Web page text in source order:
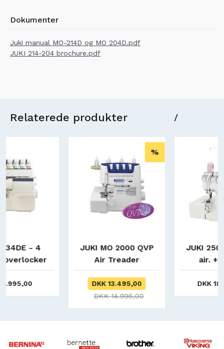
Dokumenter
Juki manual MO-214D og MO 204D.pdf
JUKI 214-204 brochure.pdf
Relaterede produkter /
JUKI MO 2000 QVP
Air Treader
DKK 14.995,00
JUKI 2500 Sumato
foot/forlængerbord
DKK 18.190,00